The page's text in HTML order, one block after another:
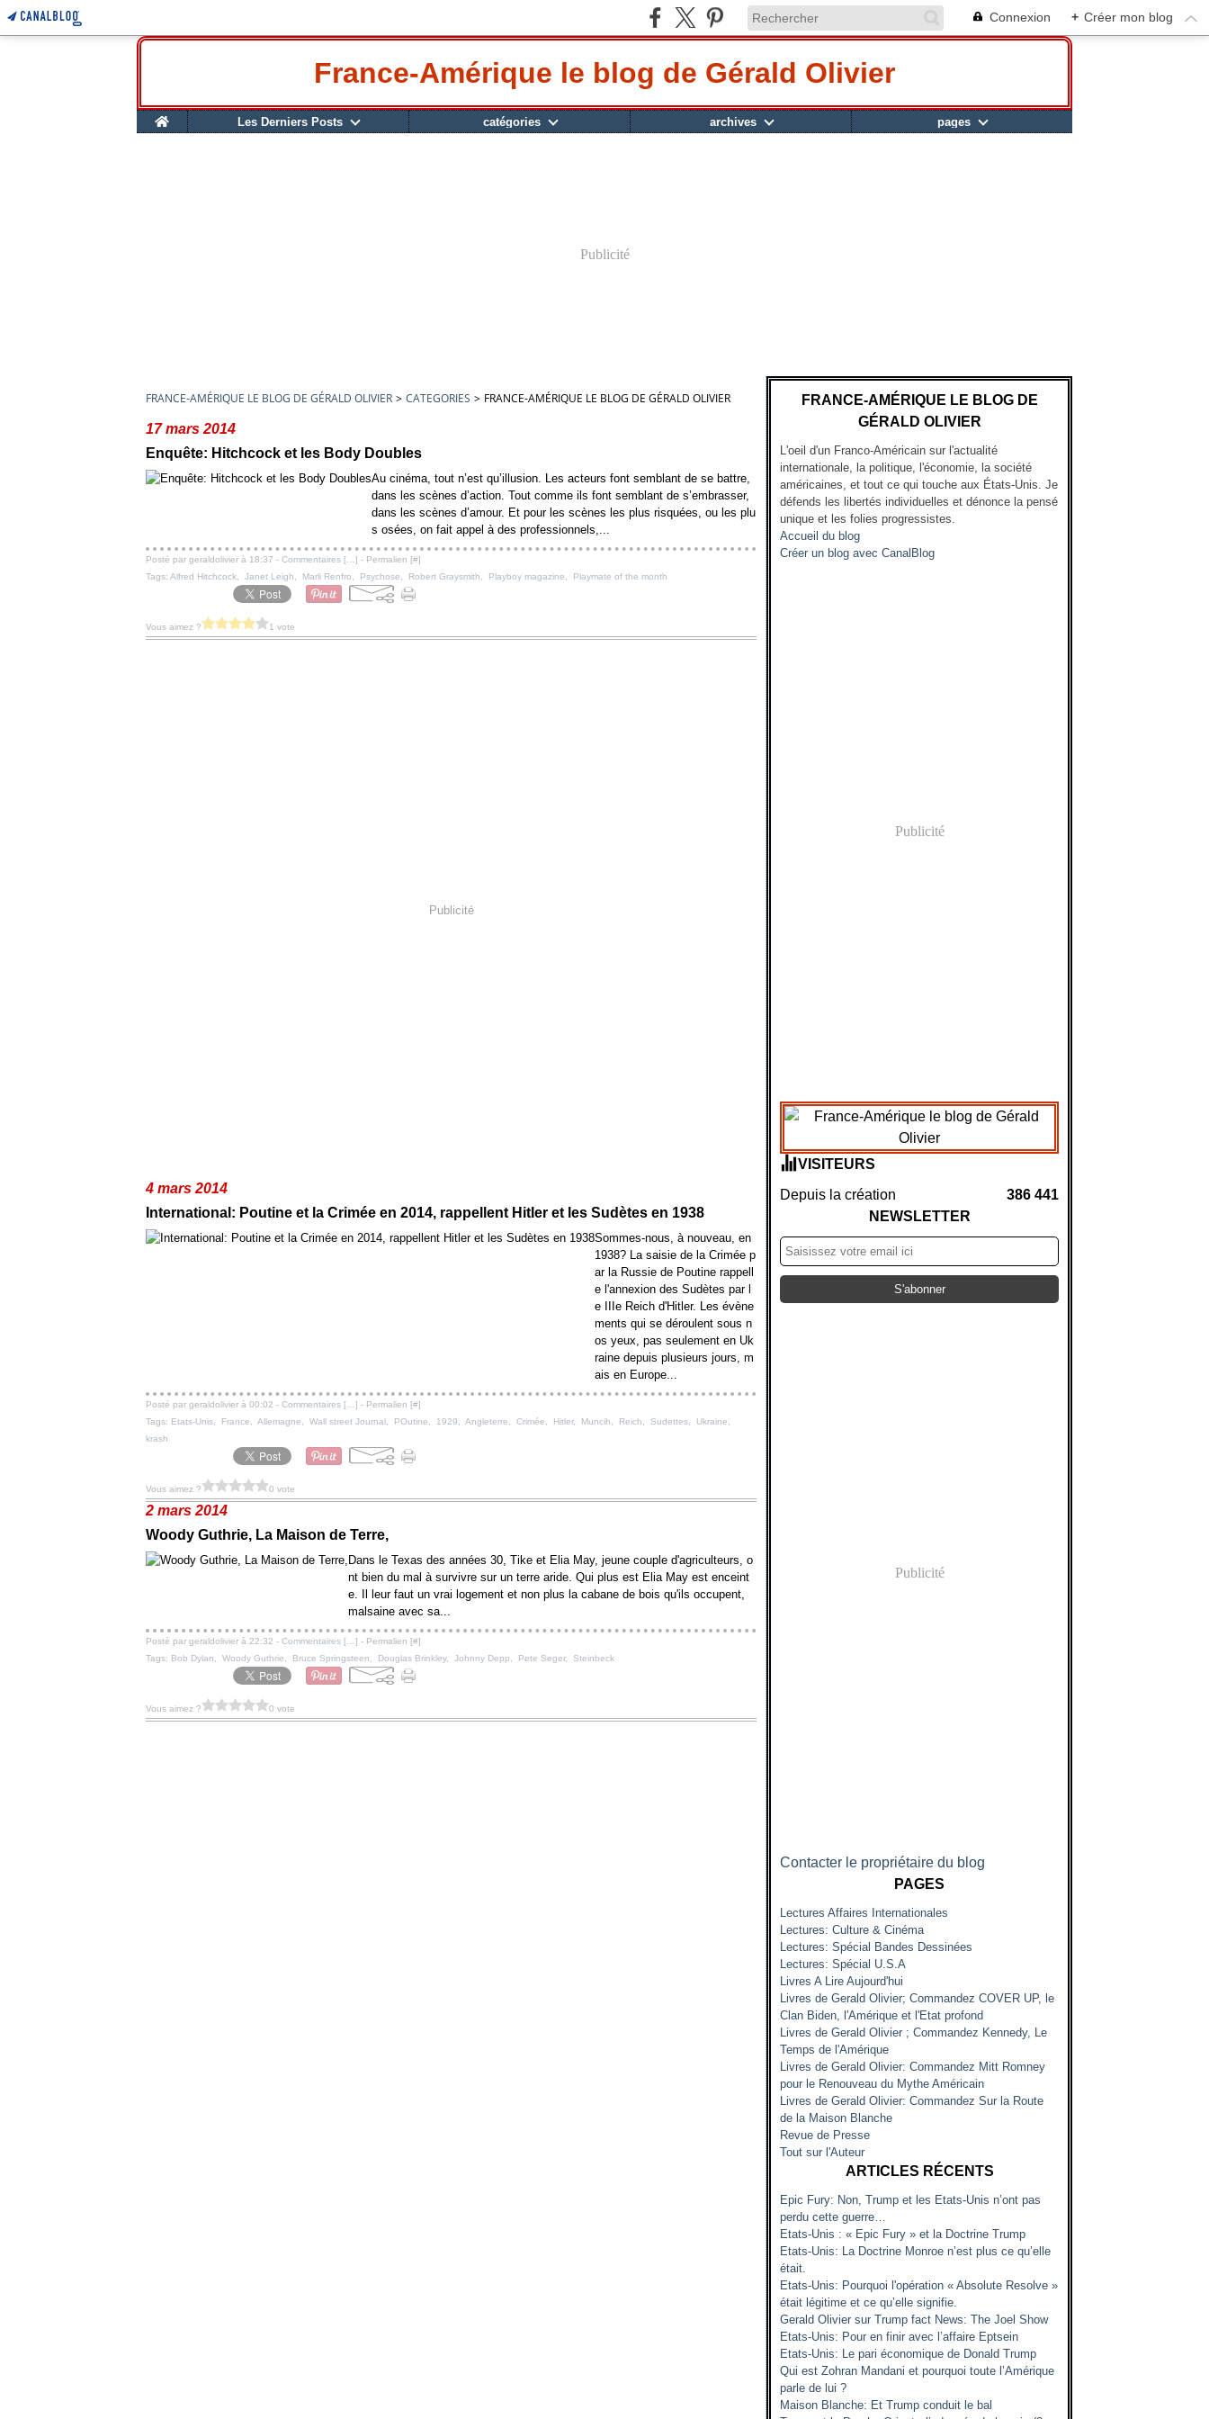
Connexion + Créer mon blog
France-Amérique le blog de Gérald Olivier
Home Les Derniers Posts catégories archives pages
Publicité
FRANCE-AMÉRIQUE LE BLOG DE GÉRALD OLIVIER > CATEGORIES > FRANCE-AMÉRIQUE LE BLOG DE GÉRALD OLIVIER
17 mars 2014
Enquête: Hitchcock et les Body Doubles
Au cinéma, tout n’est qu’illusion. Les acteurs font semblant de se battre,
dans les scènes d’action. Tout comme ils font semblant de s’embrasser,
dans les scènes d’amour. Et pour les scènes les plus risquées, ou les plu
s osées, on fait appel à des professionnels,...
Posté par geraldolivier à 18:37 - Commentaires [ ] - Permalien [#]
Tags: Alfred Hitchcock Janet Leigh Marli Renfro Psychose Robert Graysmith Playboy magazine Playmate of the month
Vous aimez ? 1 vote
Publicité
4 mars 2014
International: Poutine et la Crimée en 2014, rappellent Hitler et les Sudètes en 1938
Sommes-nous, à nouveau, en
1938? La saisie de la Crimée p
ar la Russie de Poutine rappell
e l'annexion des Sudètes par l
e IIIe Reich d'Hitler. Les évène
ments qui se déroulent sous n
os yeux, pas seulement en Uk
raine depuis plusieurs jours, m
ais en Europe...
Posté par geraldolivier à 00:02 - Commentaires [ ] - Permalien [#]
Tags: Etats-Unis France Allemagne Wall street Journal POutine 1929 Angleterre Crimée Hitler, Muncih Reich Sudettes Ukraine
krash
Vous aimez ? 0 vote
2 mars 2014
Woody Guthrie, La Maison de Terre,
Dans le Texas des années 30, Tike et Elia May, jeune couple d'agriculteurs, o
nt bien du mal à survivre sur un terre aride. Qui plus est Elia May est enceint
e. Il leur faut un vrai logement et non plus la cabane de bois qu'ils occupent,
malsaine avec sa...
Posté par geraldolivier à 22:32 - Commentaires [ ] - Permalien [#]
Tags: Bob Dylan Woody Guthrie Bruce Springsteen Douglas Brinkley, Johnny Depp Pete Seger, Steinbeck
Vous aimez ? 0 vote
FRANCE-AMÉRIQUE LE BLOG DE
GÉRALD OLIVIER
L'oeil d'un Franco-Américain sur l'actualité
internationale, la politique, l'économie, la société
américaines, et tout ce qui touche aux États-Unis. Je
défends les libertés individuelles et dénonce la pensé
unique et les folies progressistes.
Accueil du blog
Créer un blog avec CanalBlog
Publicité
VISITEURS
Depuis la création
386 441
NEWSLETTER
Publicité
Contacter le propriétaire du blog
PAGES
Lectures Affaires Internationales
Lectures: Culture & Cinéma
Lectures: Spécial Bandes Dessinées
Lectures: Spécial U.S.A
Livres A Lire Aujourd'hui
Livres de Gerald Olivier; Commandez COVER UP, le
Clan Biden, l'Amérique et l'Etat profond
Livres de Gerald Olivier ; Commandez Kennedy, Le
Temps de l'Amérique
Livres de Gerald Olivier: Commandez Mitt Romney
pour le Renouveau du Mythe Américain
Livres de Gerald Olivier: Commandez Sur la Route
de la Maison Blanche
Revue de Presse
Tout sur l'Auteur
ARTICLES RÉCENTS
Epic Fury: Non, Trump et les Etats-Unis n’ont pas
perdu cette guerre…
Etats-Unis : « Epic Fury » et la Doctrine Trump
Etats-Unis: La Doctrine Monroe n’est plus ce qu’elle
était.
Etats-Unis: Pourquoi l'opération « Absolute Resolve »
était légitime et ce qu’elle signifie.
Gerald Olivier sur Trump fact News: The Joel Show
Etats-Unis: Pour en finir avec l’affaire Eptsein
Etats-Unis: Le pari économique de Donald Trump
Qui est Zohran Mandani et pourquoi toute l’Amérique
parle de lui ?
Maison Blanche: Et Trump conduit le bal